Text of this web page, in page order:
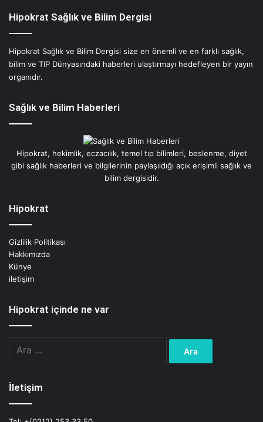
Hipokrat Sağlık ve Bilim Dergisi
Hipokrat Sağlık ve Bilim Dergisi size en önemli ve en farklı sağlık,
bilim ve TIP Dünyasındaki haberleri ulaştırmayı hedefleyen bir yayın
organıdır.
Sağlık ve Bilim Haberleri
Hipokrat, hekimlik, eczacılık, temel tıp bilimleri, beslenme, diyet
gibi sağlık haberleri ve bilgilerinin paylaşıldığı açık erişimli sağlık ve
bilim dergisidir.
Hipokrat
Gizlilik Politikası
Hakkımızda
Künye
iletişim
Hipokrat içinde ne var
İletişim